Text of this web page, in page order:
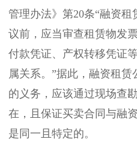
管理办法》第20条“融资
议前，应当审查租赁物发
付款凭证、产权转移凭证
属关系。”据此，融资租
的义务，应该通过现场查
在，且保证买卖合同与融
是同一且特定的。